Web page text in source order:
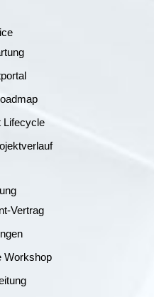
Lifecycle
Vertrag
Workshop